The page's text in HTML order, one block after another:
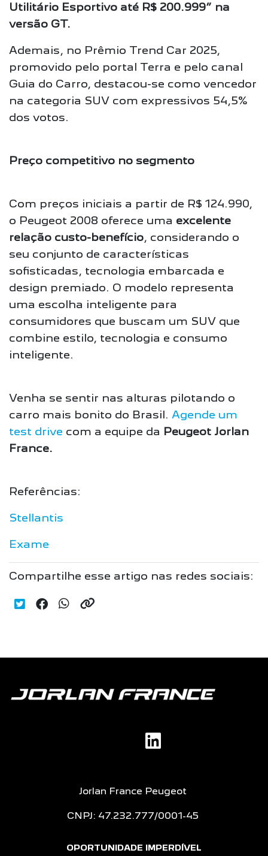
Utilitário Esportivo até R$ 200.999” na
versão GT.
Ademais, no Prêmio Trend Car 2025,
promovido pelo portal Terra e pelo canal
Guia do Carro, destacou-se como vencedor
na categoria SUV com expressivos 54,5%
dos votos.
Preço competitivo no segmento
Com preços iniciais a partir de R$ 124.990,
o Peugeot 2008 oferece uma excelente
relação custo-benefício, considerando o
seu conjunto de características
sofisticadas, tecnologia embarcada e
design premiado. O modelo representa
uma escolha inteligente para
consumidores que buscam um SUV que
combine estilo, tecnologia e consumo
inteligente.
Venha se sentir nas alturas pilotando o
carro mais bonito do Brasil. Agende um
test drive com a equipe da Peugeot Jorlan
France.
Referências:
Stellantis
Exame
Compartilhe esse artigo nas redes sociais:
Jorlan France Peugeot
CNPJ: 47.232.777/0001-45
OPORTUNIDADE IMPERDÍVEL